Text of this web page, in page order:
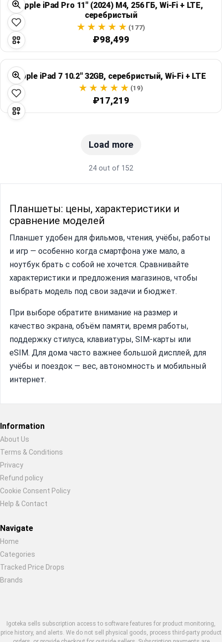
Apple iPad Pro 11" (2024) M4, 256 ГБ, Wi‑Fi + LTE,
серебристый
(177)
₽98,499
Apple iPad 7 10.2" 32GB, серебристый, Wi‑Fi + LTE
(19)
₽17,219
Load more
24 out of 152
Планшеты: цены, характеристики и
сравнение моделей
Планшет удобен для фильмов, чтения, учёбы, работы
и игр — особенно когда смартфона уже мало, а
ноутбук брать с собой не хочется. Сравнивайте
характеристики и предложения магазинов, чтобы
выбрать модель под свои задачи и бюджет.
При выборе обратите внимание на размер и
качество экрана, объём памяти, время работы,
поддержку стилуса, клавиатуры, SIM-карты или
eSIM. Для дома часто важнее большой дисплей, для
учёбы и поездок — вес, автономность и мобильный
интернет.
Restore previous
Information
About Us
Terms & Conditions
Privacy
Refund policy
Cookie Consent Policy
Help & Contact
Navigate
Home
Categories
Tracked Price Drops
Brands
Igoteka sells subscription access to software features for product monitoring,
price history, and alerts. We do not sell physical goods, process third-party product